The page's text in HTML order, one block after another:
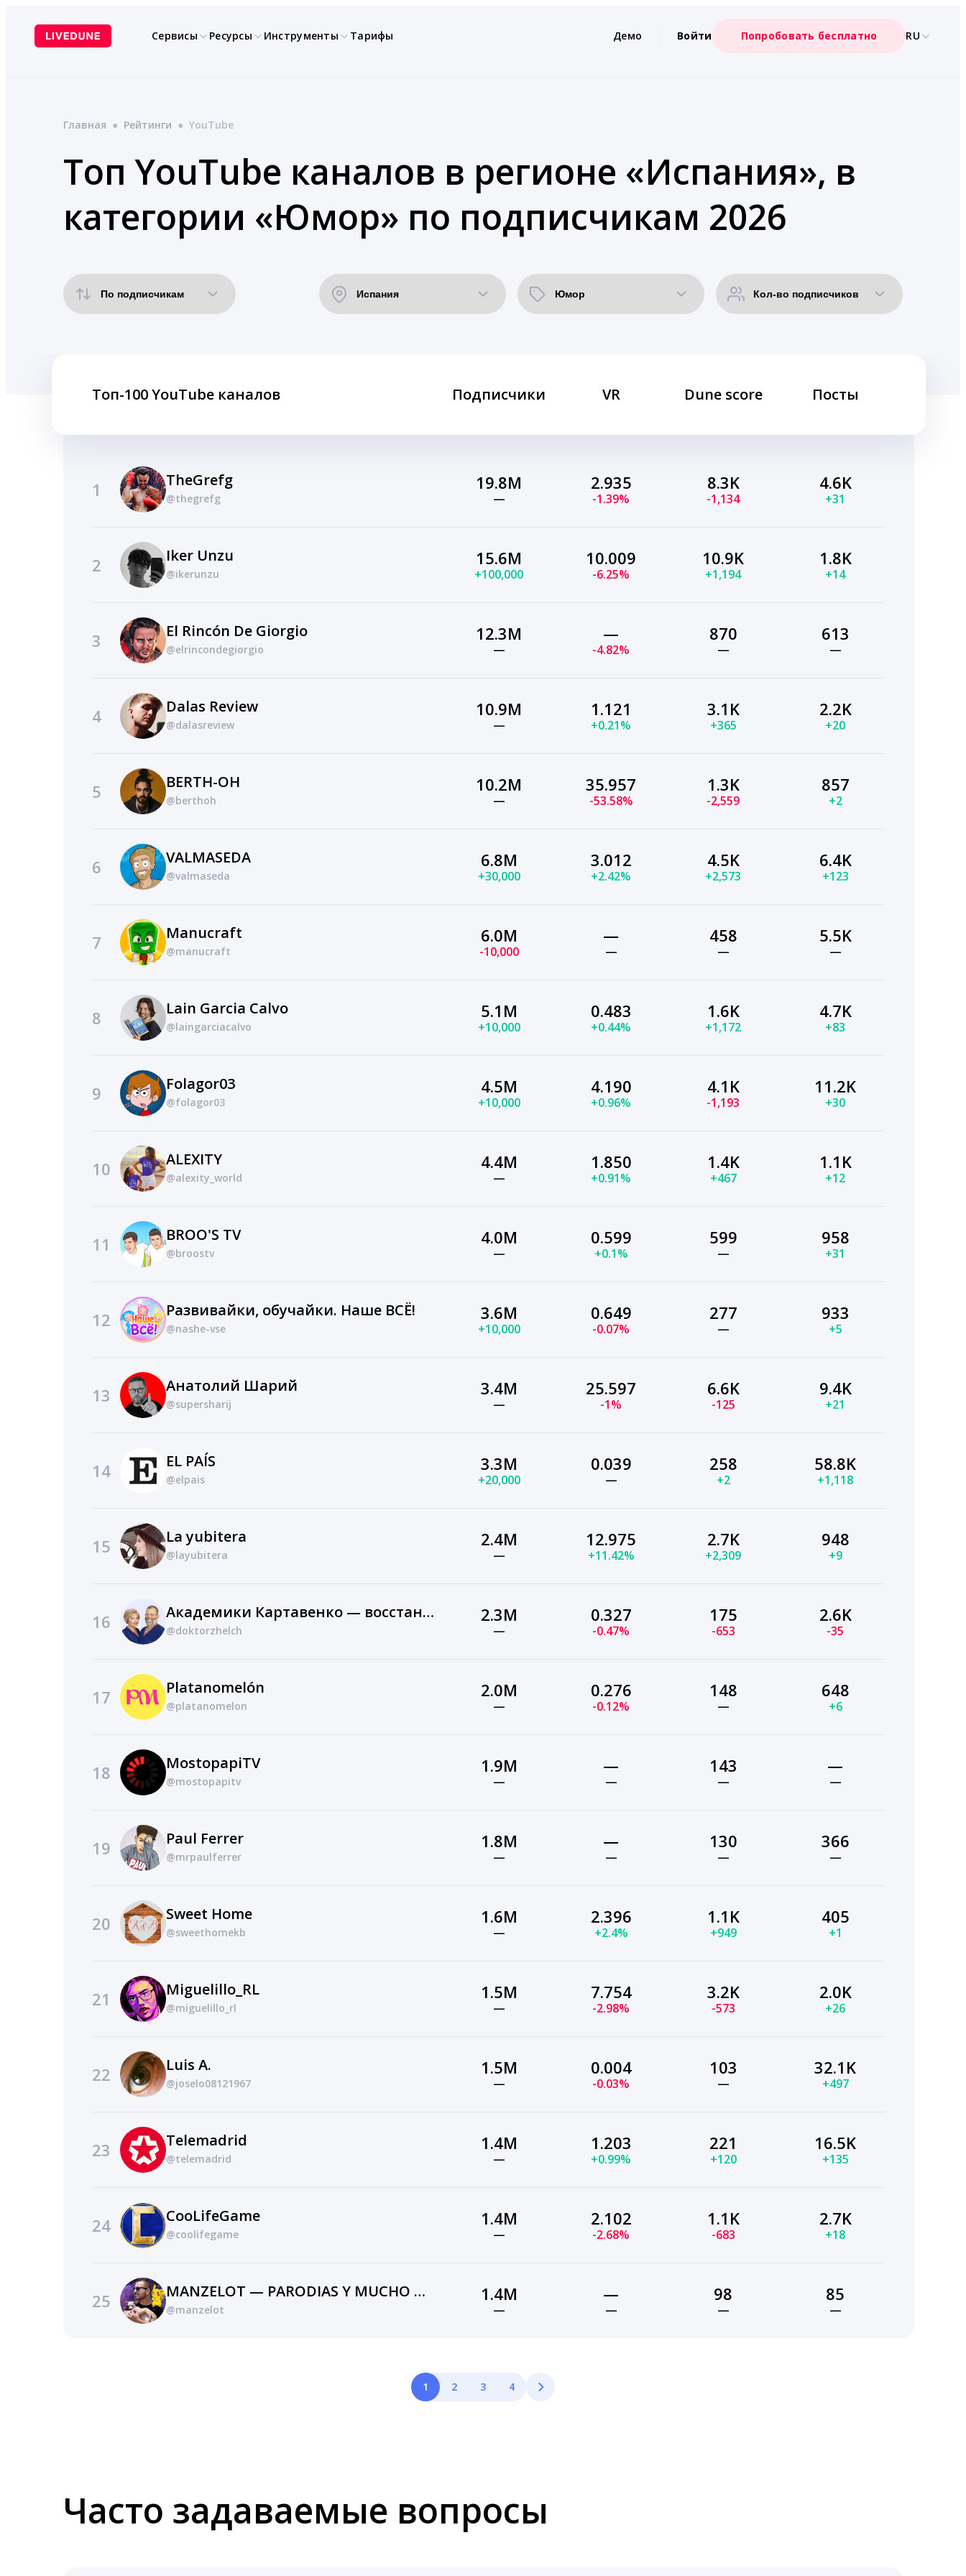
содержимому
Сервисы Ресурсы Инструменты Тарифы Демо Войти Попробовать бесплатно RU
Главная ● Рейтинги ● YouTube
Топ YouTube каналов в регионе «Испания», в
категории «Юмор» по подписчикам 2026
Топ-100 YouTube каналов Подписчики VR Dune score Посты
1 TheGrefg
@thegrefg
19.8M
—
2.935
-1.39%
8.3K
-1,134
4.6K
+31
2 Iker Unzu
@ikerunzu
15.6M
+100,000
10.009
-6.25%
10.9K
+1,194
1.8K
+14
3 El Rincón De Giorgio
@elrincondegiorgio
12.3M
—
—
-4.82%
870
—
613
—
4 Dalas Review
@dalasreview
10.9M
—
1.121
+0.21%
3.1K
+365
2.2K
+20
5 BERTH-OH
@berthoh
10.2M
—
35.957
-53.58%
1.3K
-2,559
857
+2
6 VALMASEDA
@valmaseda
6.8M
+30,000
3.012
+2.42%
4.5K
+2,573
6.4K
+123
7 Manucraft
@manucraft
6.0M
-10,000
—
—
458
—
5.5K
—
8 Lain Garcia Calvo
@laingarciacalvo
5.1M
+10,000
0.483
+0.44%
1.6K
+1,172
4.7K
+83
9 Folagor03
@folagor03
4.5M
+10,000
4.190
+0.96%
4.1K
-1,193
11.2K
+30
10 ALEXITY
@alexity_world
4.4M
—
1.850
+0.91%
1.4K
+467
1.1K
+12
11 BROO'S TV
@broostv
4.0M
—
0.599
+0.1%
599
—
958
+31
12 Развивайки, обучайки. Наше ВСЁ!
@nashe-vse
3.6M
+10,000
0.649
-0.07%
277
—
933
+5
13 Анатолий Шарий
@supersharij
3.4M
—
25.597
-1%
6.6K
-125
9.4K
+21
14 EL PAÍS
@elpais
3.3M
+20,000
0.039
—
258
+2
58.8K
+1,118
15 La yubitera
@layubitera
2.4M
—
12.975
+11.42%
2.7K
+2,309
948
+9
16 Академики Картавенко — восстановительная медицина
@doktorzhelch
2.3M
—
0.327
-0.47%
175
-653
2.6K
-35
17 Platanomelón
@platanomelon
2.0M
—
0.276
-0.12%
148
—
648
+6
18 MostopapiTV
@mostopapitv
1.9M
—
—
—
143
—
—
—
19 Paul Ferrer
@mrpaulferrer
1.8M
—
—
—
130
—
366
—
20 Sweet Home
@sweethomekb
1.6M
—
2.396
+2.4%
1.1K
+949
405
+1
21 Miguelillo_RL
@miguelillo_rl
1.5M
—
7.754
-2.98%
3.2K
-573
2.0K
+26
22 Luis A.
@joselo08121967
1.5M
—
0.004
-0.03%
103
—
32.1K
+497
23 Telemadrid
@telemadrid
1.4M
—
1.203
+0.99%
221
+120
16.5K
+135
24 CooLifeGame
@coolifegame
1.4M
—
2.102
-2.68%
1.1K
-683
2.7K
+18
25 MANZELOT — PARODIAS Y MUCHO MAS!
@manzelot
1.4M
—
—
—
98
—
85
—
1 2 3 4
Часто задаваемые вопросы